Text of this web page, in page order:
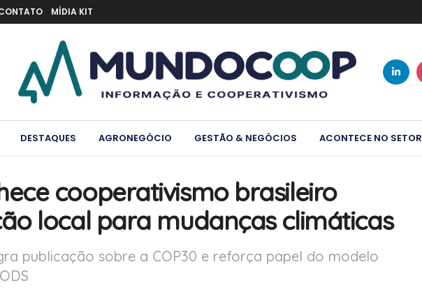
MÍDIA KIT
DESTAQUES AGRONEGÓCIO GESTÃO & NEGÓCIOS ACONTECE NO SETOR
cooperativismo brasileiro
local para mudanças climáticas
publicação sobre a COP30 e reforça papel do modelo